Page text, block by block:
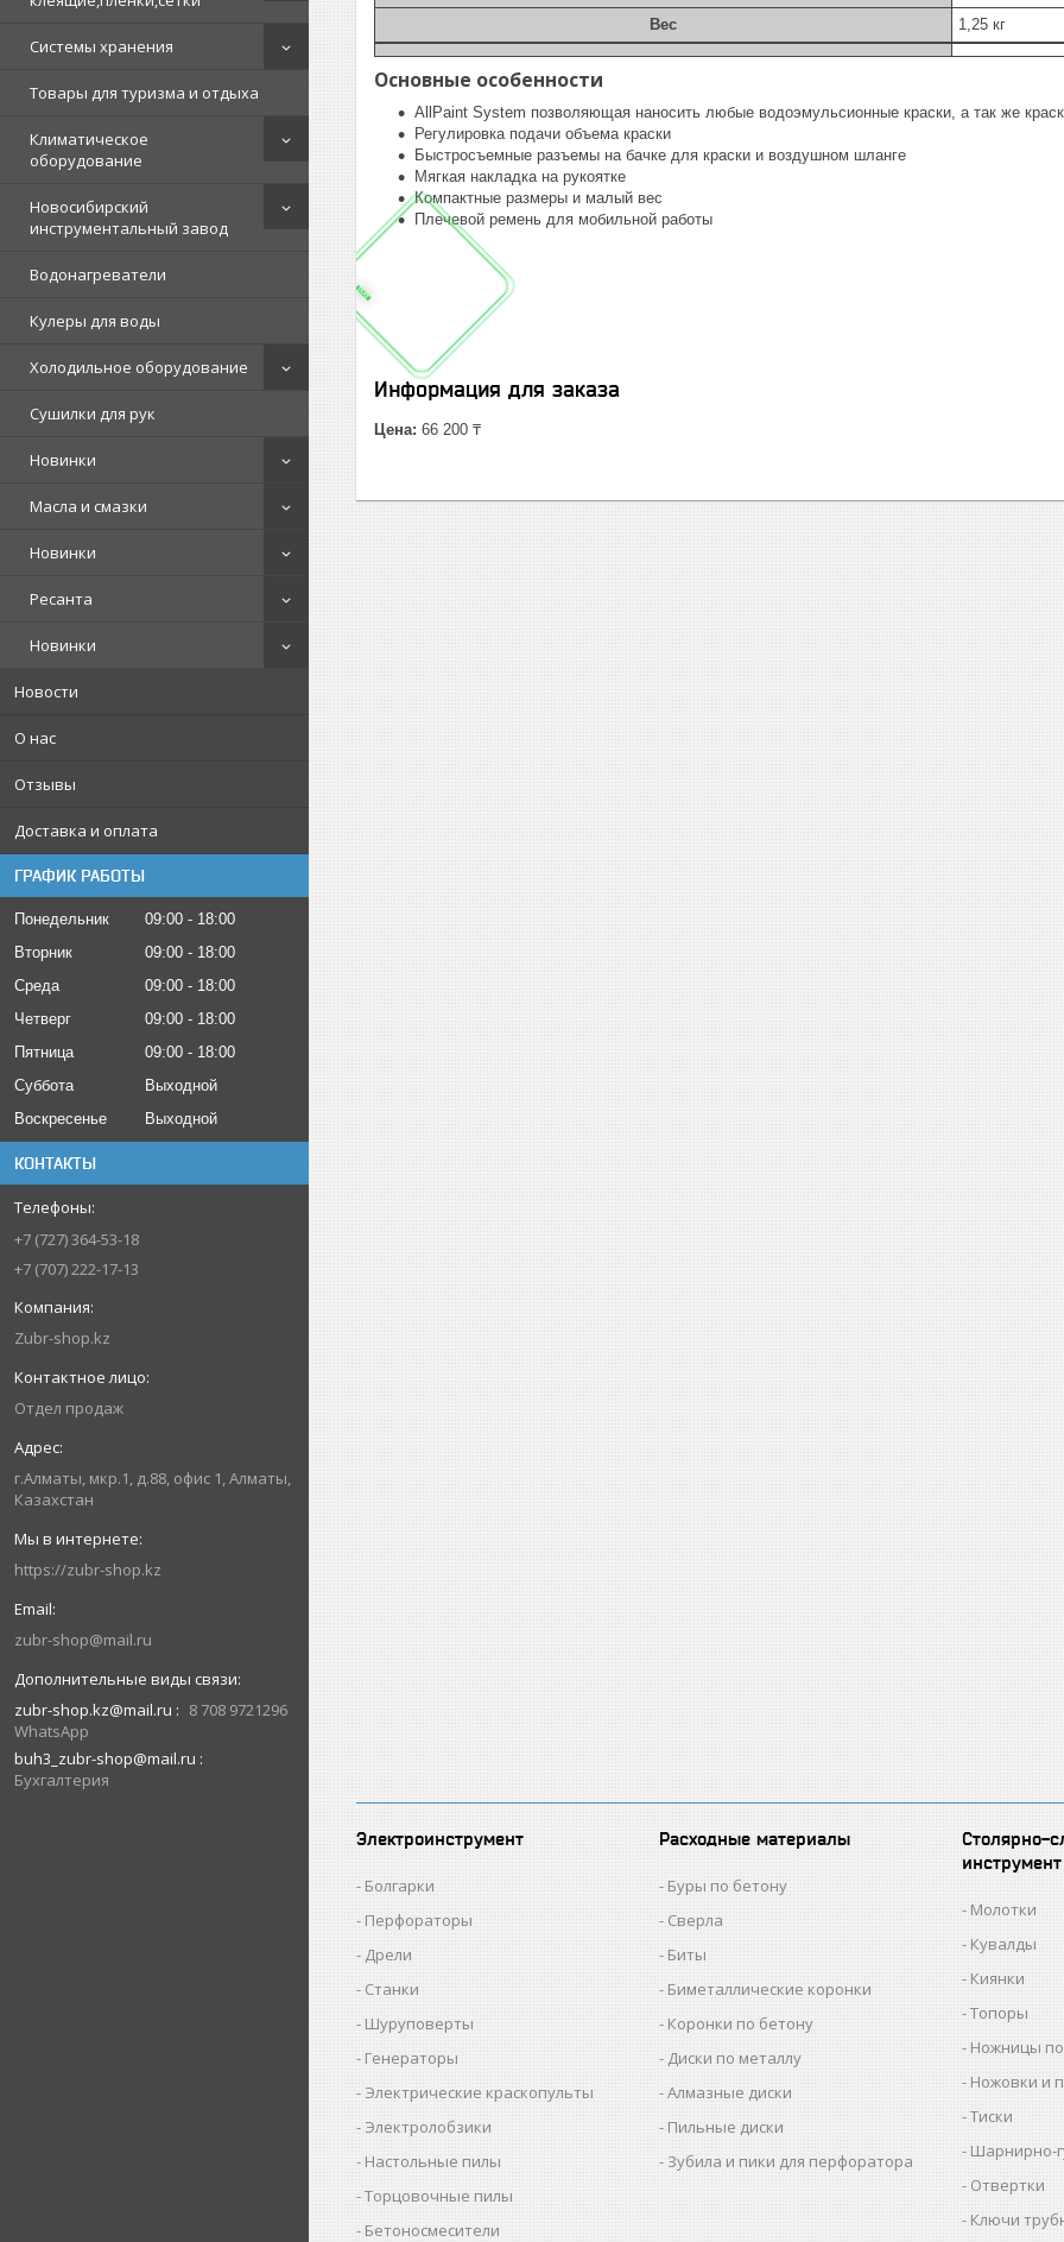
Системы хранения
Товары для туризма и отдыха
Климатическое
оборудование
Новосибирский
инструментальный завод
Водонагреватели
Кулеры для воды
Холодильное оборудование
Сушилки для рук
Новинки
Масла и смазки
Новинки
Ресанта
Новинки
Новости
О нас
Отзывы
Доставка и оплата
ГРАФИК РАБОТЫ
Понедельник 09:00
18:00
Вторник
09:00
18:00
Среда
09:00
18:00
Четверг
09:00
18:00
Пятница
09:00
18:00
Суббота
Выходной
Воскресенье
Выходной
КОНТАКТЫ
+7 (727) 364-53-18
+7 (707) 222-17-13
Zubr-shop.kz
Отдел продаж
г.Алматы, мкр.1, д.88, офис 1, Алматы,
Казахстан
https://zubr-shop.kz
zubr-shop@mail.ru
zubr-shop.kz@mail.ru
8 708 9721296
WhatsApp
buh3_zubr-shop@mail.ru
Бухгалтерия
Вес
1,25 кг
Основные особенности
AllPaint System позволяющая наносить любые водоэмульсионные краски, а так же
Регулировка подачи объема краски
Быстросъемные разъемы на бачке для краски и воздушном шланге
Мягкая накладка на рукоятке
Компактные размеры и малый вес
Плечевой ремень для мобильной работы
Информация для заказа
Цена: 66 200 ₸
Электроинструмент
Болгарки
Перфораторы
Дрели
Станки
Шуруповерты
Генераторы
Электрические краскопульты
Электролобзики
Настольные пилы
Торцовочные пилы
Бетоносмесители
Расходные материалы
Буры по бетону
Сверла
Биты
Биметаллические коронки
Коронки по бетону
Диски по металлу
Алмазные диски
Пильные диски
Зубила и пики для перфоратора
Столярно-
инструмент
Молотки
Кувалды
Киянки
Топоры
Ножницы
Ножовки и
Тиски
Шарнирно-
Отвертки
Ключи